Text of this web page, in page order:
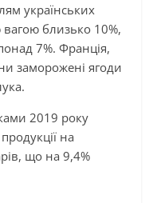
українських
вагою близько 10%,
7%. Франція,
заморожені ягоди
2019 року
на
що на 9,4%